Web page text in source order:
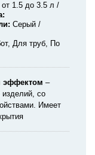
от 1.5 до 3.5 л
Серый
Для труб, По
эффектом –
изделий, со
Имеет